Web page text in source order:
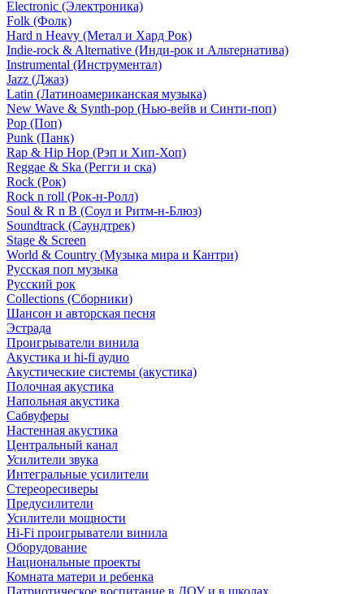
Electronic (Электроника)
Folk (Фолк)
Hard n Heavy (Метал и Хард Рок)
Indie-rock & Alternative (Инди-рок и Альтернатива)
Instrumental (Инструментал)
Jazz (Джаз)
Latin (Латиноамериканская музыка)
New Wave & Synth-pop (Нью-вейв и Синти-поп)
Pop (Поп)
Punk (Панк)
Rap & Hip Hop (Рэп и Хип-Хоп)
Reggae & Ska (Регги и ска)
Rock (Рок)
Rock n roll (Рок-н-Ролл)
Soul & R n B (Соул и Ритм-н-Блюз)
Soundtrack (Саундтрек)
Stage & Screen
World & Country (Музыка мира и Кантри)
Русская поп музыка
Русский рок
Сollections (Сборники)
Шансон и авторская песня
Эстрада
Проигрыватели винила
Акустика и hi-fi аудио
Акустические системы (акустика)
Полочная акустика
Напольная акустика
Сабвуферы
Настенная акустика
Центральный канал
Усилители звука
Интегральные усилители
Стереоресиверы
Предусилители
Усилители мощности
Hi-Fi проигрыватели винила
Оборудование
Национальные проекты
Комната матери и ребенка
Патриотическое воспитание в ДОУ и в школах